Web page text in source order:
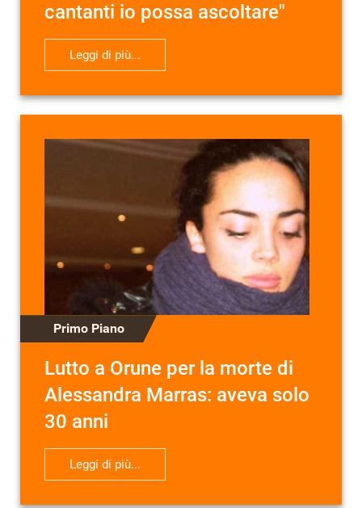
cantanti io possa ascoltare"
Leggi di più...
Primo Piano
Lutto a Orune per la morte di
Alessandra Marras: aveva solo
30 anni
Leggi di più...